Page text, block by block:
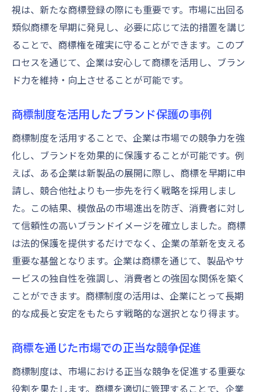
視は、新たな商標登録の際にも重要です。市場に出回る
類似商標を早期に発見し、必要に応じて法的措置を講じ
ることで、商標権を確実に守ることができます。このプ
ロセスを通じて、企業は安心して商標を活用し、ブラン
ド力を維持・向上させることが可能です。
商標制度を活用したブランド保護の事例
商標制度を活用することで、企業は市場での競争力を強
化し、ブランドを効果的に保護することが可能です。例
えば、ある企業は新製品の展開に際し、商標を早期に申
請し、競合他社よりも一歩先を行く戦略を採用しまし
た。この結果、模倣品の市場進出を防ぎ、消費者に対し
て信頼性の高いブランドイメージを確立しました。商標
は法的保護を提供するだけでなく、企業の革新を支える
重要な基盤となります。企業は商標を通じて、製品やサ
ービスの独自性を強調し、消費者との強固な関係を築く
ことができます。商標制度の活用は、企業にとって長期
的な成長と安定をもたらす戦略的な選択となり得ます。
商標を通じた市場での正当な競争促進
商標制度は、市場における正当な競争を促進する重要な
役割を果たします。商標を適切に管理することで、企業